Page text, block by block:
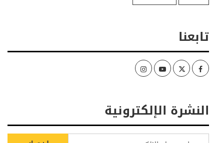
تابعنا
Facebook
Twitter
Youtube
Instagram
النشرة الإلكترونية